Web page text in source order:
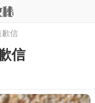
歉信
信